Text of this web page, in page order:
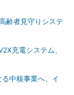
齢者見守りシステ
充電システム、
中核事業へ、イ